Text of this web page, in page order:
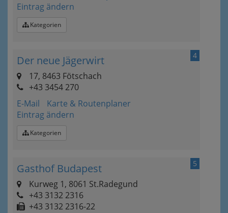
Eintrag ändern
Kategorien
4
Der neue Jägerwirt
17, 8463 Fötschach
+43 3454 270
E-Mail
Karte & Routenplaner
Eintrag ändern
Kategorien
5
Gasthof Budapest
Kurweg 1, 8061 St.Radegund
+43 3132 2316
+43 3132 2316-22